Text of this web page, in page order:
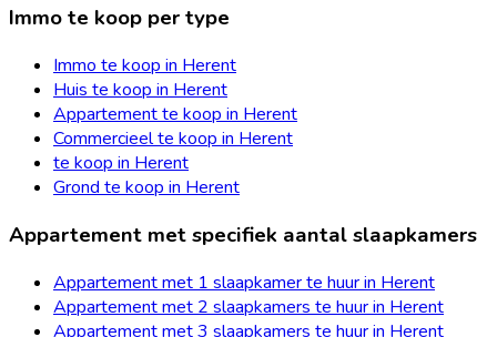
Immo te koop per type
Immo te koop in Herent
Huis te koop in Herent
Appartement te koop in Herent
Commercieel te koop in Herent
te koop in Herent
Grond te koop in Herent
Appartement met specifiek aantal slaapkamers
Appartement met 1 slaapkamer te huur in Herent
Appartement met 2 slaapkamers te huur in Herent
Appartement met 3 slaapkamers te huur in Herent